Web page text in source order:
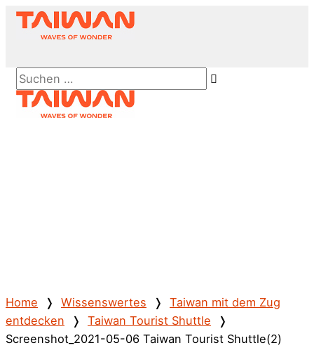
Zum
Inhalt
Above
Header
Suchen …
Home ❭ Wissenswertes ❭ Taiwan mit dem Zug
entdecken ❭ Taiwan Tourist Shuttle ❭
Screenshot_2021-05-06 Taiwan Tourist Shuttle(2)